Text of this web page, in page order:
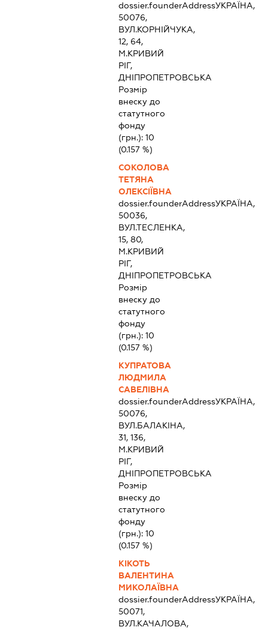
dossier.founderAddressУКРАЇНА,
50076,
ВУЛ.КОРНІЙЧУКА,
12, 64,
М.КРИВИЙ
РІГ,
ДНІПРОПЕТРОВСЬКА
Розмір
внеску до
статутного
фонду
(грн.):10
(0.157 %)
СОКОЛОВА
ТЕТЯНА
ОЛЕКСІЇВНА
dossier.founderAddressУКРАЇНА,
50036,
ВУЛ.ТЕСЛЕНКА,
15, 80,
М.КРИВИЙ
РІГ,
ДНІПРОПЕТРОВСЬКА
Розмір
внеску до
статутного
фонду
(грн.):10
(0.157 %)
КУПРАТОВА
ЛЮДМИЛА
САВЕЛІВНА
dossier.founderAddressУКРАЇНА,
50076,
ВУЛ.БАЛАКІНА,
31, 136,
М.КРИВИЙ
РІГ,
ДНІПРОПЕТРОВСЬКА
Розмір
внеску до
статутного
фонду
(грн.):10
(0.157 %)
КІКОТЬ
ВАЛЕНТИНА
МИКОЛАЇВНА
dossier.founderAddressУКРАЇНА,
50071,
ВУЛ.КАЧАЛОВА,